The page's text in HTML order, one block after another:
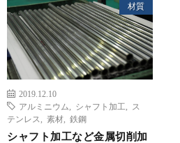
材質
2019.12.10
アルミニウム
シャフト加工
ス
テンレス
素材 鉄鋼
シャフト加工など金属切削加